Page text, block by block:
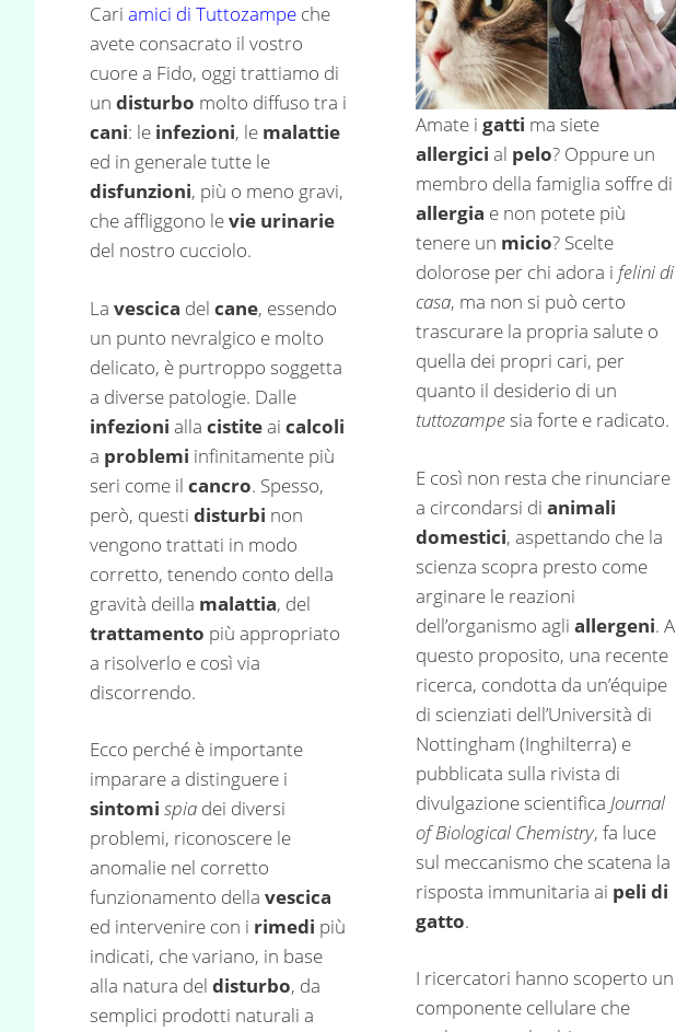
Cari amici di Tuttozampe che
avete consacrato il vostro
cuore a Fido, oggi trattiamo di
un disturbo molto diffuso tra i
cani: le infezioni, le malattie
ed in generale tutte le
disfunzioni, più o meno gravi,
che affliggono levie urinarie
del nostro cucciolo.
La vescica del cane, essendo
un punto nevralgico e molto
delicato, è purtroppo soggetta
a diverse patologie. Dalle
infezioni alla cistiteai calcoli
a problemi infinitamente più
seri come il cancro. Spesso,
però, questi disturbi non
vengono trattati in modo
corretto, tenendo conto della
gravità deilla malattia, del
trattamento più appropriato
a risolverlo e così via
discorrendo.
Ecco perché è importante
imparare a distinguere i
sintomi spia dei diversi
problemi, riconoscere le
anomalie nel corretto
funzionamento della vescica
ed intervenire con i rimedi più
indicati, che variano, in base
alla natura del disturbo, da
semplici prodotti naturali a
Amate igatti ma siete
allergici al pelo? Oppure un
membro della famiglia soffre di
allergia e non potete più
tenere un micio? Scelte
dolorose per chi adora i felini di
casa, ma non si può certo
trascurare la propria salute o
quella dei propri cari, per
quanto il desiderio di un
tuttozampesia forte e radicato.
E così non resta che rinunciare
a circondarsi dianimali
domestici, aspettando che la
scienza scopra presto come
arginare le reazioni
dell’organismo agliallergeni. A
questo proposito, una recente
ricerca, condotta da un’équipe
di scienziati dell’Università di
Nottingham (Inghilterra) e
pubblicata sulla rivista di
divulgazione scientificaJournal
of Biological Chemistry, fa luce
sul meccanismo che scatena la
risposta immunitaria ai peli di
gatto.
I ricercatori hanno scoperto un
componente cellulare che